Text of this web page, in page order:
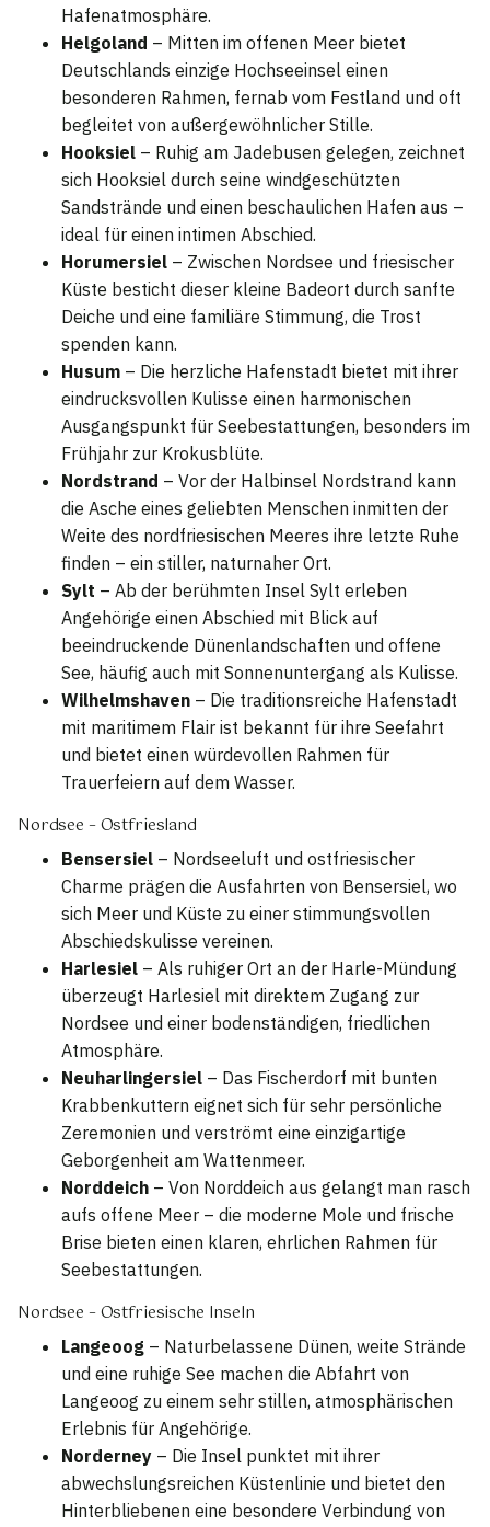
Hafenatmosphäre.
Helgoland – Mitten im offenen Meer bietet
Deutschlands einzige Hochseeinsel einen
besonderen Rahmen, fernab vom Festland und oft
begleitet von außergewöhnlicher Stille.
Hooksiel – Ruhig am Jadebusen gelegen, zeichnet
sich Hooksiel durch seine windgeschützten
Sandstrände und einen beschaulichen Hafen aus –
ideal für einen intimen Abschied.
Horumersiel – Zwischen Nordsee und friesischer
Küste besticht dieser kleine Badeort durch sanfte
Deiche und eine familiäre Stimmung, die Trost
spenden kann.
Husum – Die herzliche Hafenstadt bietet mit ihrer
eindrucksvollen Kulisse einen harmonischen
Ausgangspunkt für Seebestattungen, besonders im
Frühjahr zur Krokusblüte.
Nordstrand – Vor der Halbinsel Nordstrand kann
die Asche eines geliebten Menschen inmitten der
Weite des nordfriesischen Meeres ihre letzte Ruhe
finden – ein stiller, naturnaher Ort.
Sylt – Ab der berühmten Insel Sylt erleben
Angehörige einen Abschied mit Blick auf
beeindruckende Dünenlandschaften und offene
See, häufig auch mit Sonnenuntergang als Kulisse.
Wilhelmshaven – Die traditionsreiche Hafenstadt
mit maritimem Flair ist bekannt für ihre Seefahrt
und bietet einen würdevollen Rahmen für
Trauerfeiern auf dem Wasser.
Nordsee – Ostfriesland
Bensersiel – Nordseeluft und ostfriesischer
Charme prägen die Ausfahrten von Bensersiel, wo
sich Meer und Küste zu einer stimmungsvollen
Abschiedskulisse vereinen.
Harlesiel – Als ruhiger Ort an der Harle-Mündung
überzeugt Harlesiel mit direktem Zugang zur
Nordsee und einer bodenständigen, friedlichen
Atmosphäre.
Neuharlingersiel – Das Fischerdorf mit bunten
Krabbenkuttern eignet sich für sehr persönliche
Zeremonien und verströmt eine einzigartige
Geborgenheit am Wattenmeer.
Norddeich – Von Norddeich aus gelangt man rasch
aufs offene Meer – die moderne Mole und frische
Brise bieten einen klaren, ehrlichen Rahmen für
Seebestattungen.
Nordsee – Ostfriesische Inseln
Langeoog – Naturbelassene Dünen, weite Strände
und eine ruhige See machen die Abfahrt von
Langeoog zu einem sehr stillen, atmosphärischen
Erlebnis für Angehörige.
Norderney – Die Insel punktet mit ihrer
abwechslungsreichen Küstenlinie und bietet den
Hinterbliebenen eine besondere Verbindung von